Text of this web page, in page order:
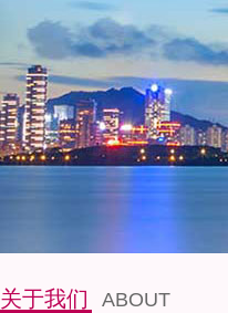
关于我们 ABOUT